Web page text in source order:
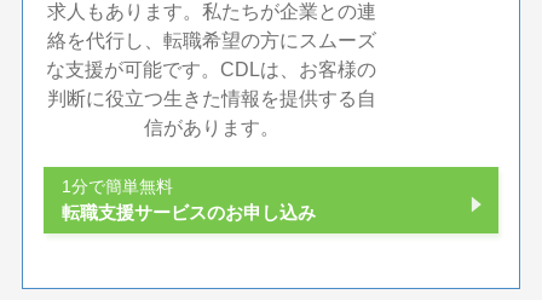
求人もあります。私たちが企業との連
絡を代行し、転職希望の方にスムーズ
な支援が可能です。CDLは、お客様の
判断に役立つ生きた情報を提供する自
信があります。
1分で簡単無料
転職支援サービスのお申し込み